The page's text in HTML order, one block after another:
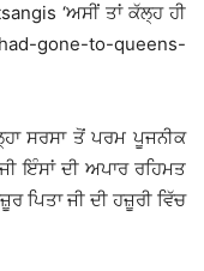
‘ਅਸੀਂ ਤਾਂ ਕੱਲ੍ਹ ਹੀ
gone-to-queens-
ਸਰਸਾ ਤੋਂ ਪਰਮ ਪੂਜਨੀਕ
ਇੰਸਾਂ ਦੀ ਅਪਾਰ ਰਹਿਮਤ
ਪਿਤਾ ਜੀ ਦੀ ਹਜ਼ੂਰੀ ਵਿੱਚ